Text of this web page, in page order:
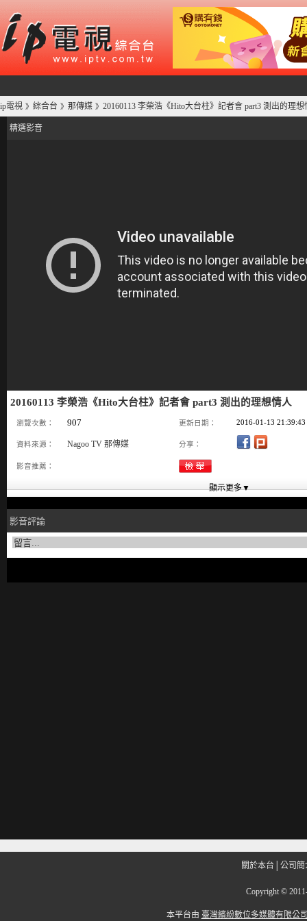
ip電視 》 綜合台 》 那傳媒 》 20160113 李榮浩《Hito大台柱》記者會 part3 測出的理想
精選影音
20160113 李榮浩《Hito大台柱》記者會 part3 測出的理想情人
瀏覽次數： 907 更新日期： 2016-01-13 21:39:43
資料來源： Nagoo TV 那傳媒 分享：
影音推薦：
影音評論
關於本台 公司簡
Copyright ©
本平台由 臺灣繽紛數位多媒體有限公